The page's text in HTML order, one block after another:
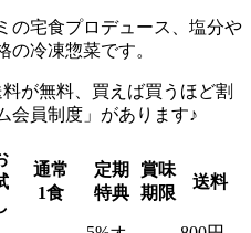
の宅食プロデュース、塩分や
の冷凍惣菜です。
が無料、買えば買うほど割
会員制度」があります♪
通常
1食
定期
特典
賞味
期限
送料